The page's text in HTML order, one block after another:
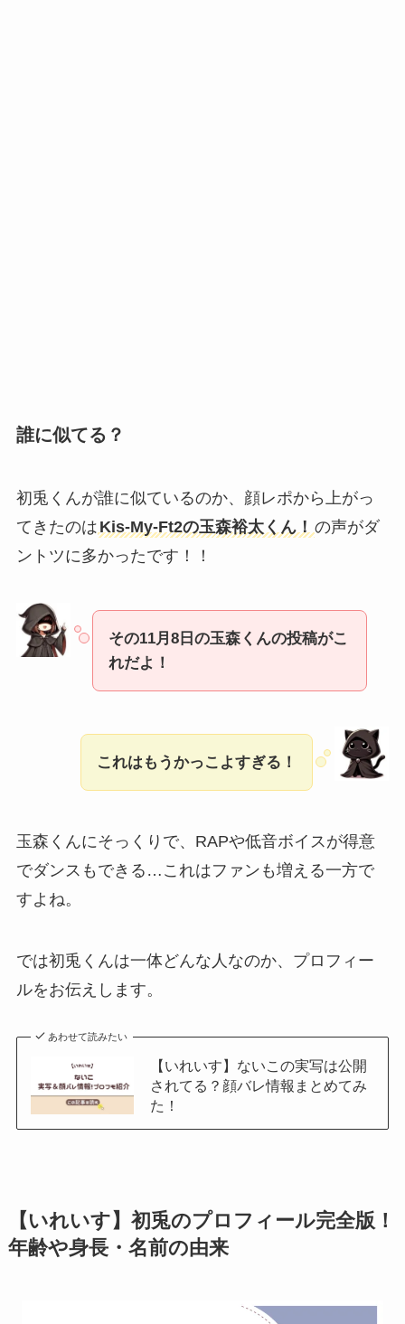
誰に似てる？
初兎くんが誰に似ているのか、顔レポから上がっ
てきたのは Kis-My-Ft2の玉森裕太くん！ の声がダ
ントツに多かったです！！
その11月8日の玉森くんの投稿がこ
れだよ！
これはもうかっこよすぎる！
玉森くんにそっくりで、RAPや低音ボイスが得意
でダンスもできる…これはファンも増える一方で
すよね。
では初兎くんは一体どんな人なのか、プロフィー
ルをお伝えします。
あわせて読みたい
【いれいす】ないこの実写は公開
されてる？顔バレ情報まとめてみ
た！
【いれいす】初兎のプロフィール完全版！
年齢や身長・名前の由来